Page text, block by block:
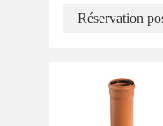
Réservation